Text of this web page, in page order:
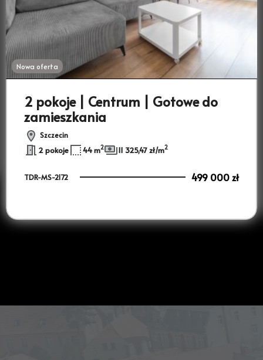
Nowa oferta
2 pokoje | Centrum | Gotowe do
zamieszkania
Szczecin
2 pokoje 44 m2 11 325,47 zł/m2
TDR-MS-2172 499 000 zł